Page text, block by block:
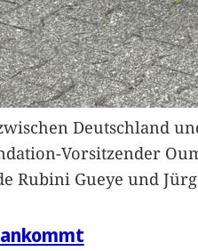
Deutschland
Vorsitzender
Rubini Gueye und